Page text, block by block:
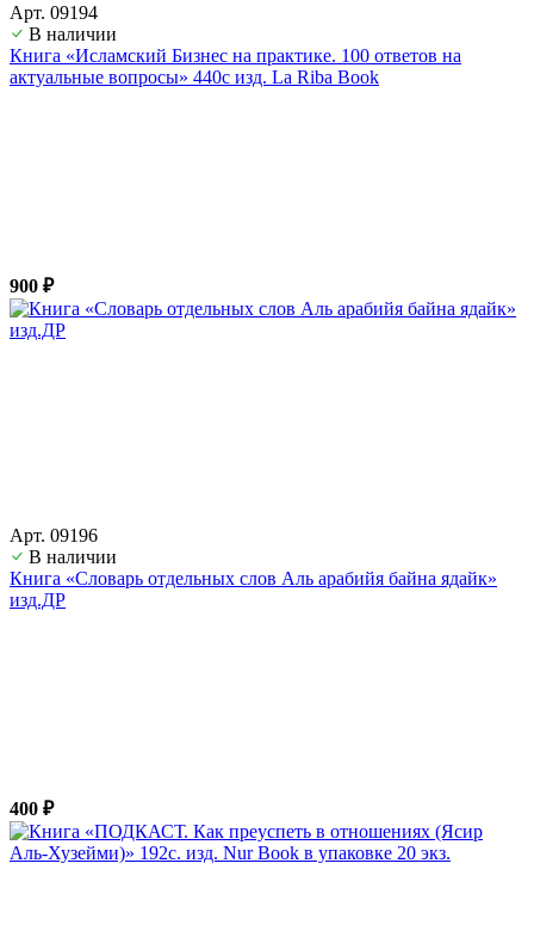
Арт. 09194
В наличии
Книга «Исламский Бизнес на практике. 100 ответов на
актуальные вопросы» 440с изд. La Riba Book
900 ₽
Арт. 09196
В наличии
Книга «Словарь отдельных слов Аль арабийя байна ядайк»
изд.ДР
400 ₽